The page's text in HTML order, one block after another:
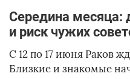
Середина месяца:
и риск чужих
С 12 по 17 июня Раков
Близкие и знакомые